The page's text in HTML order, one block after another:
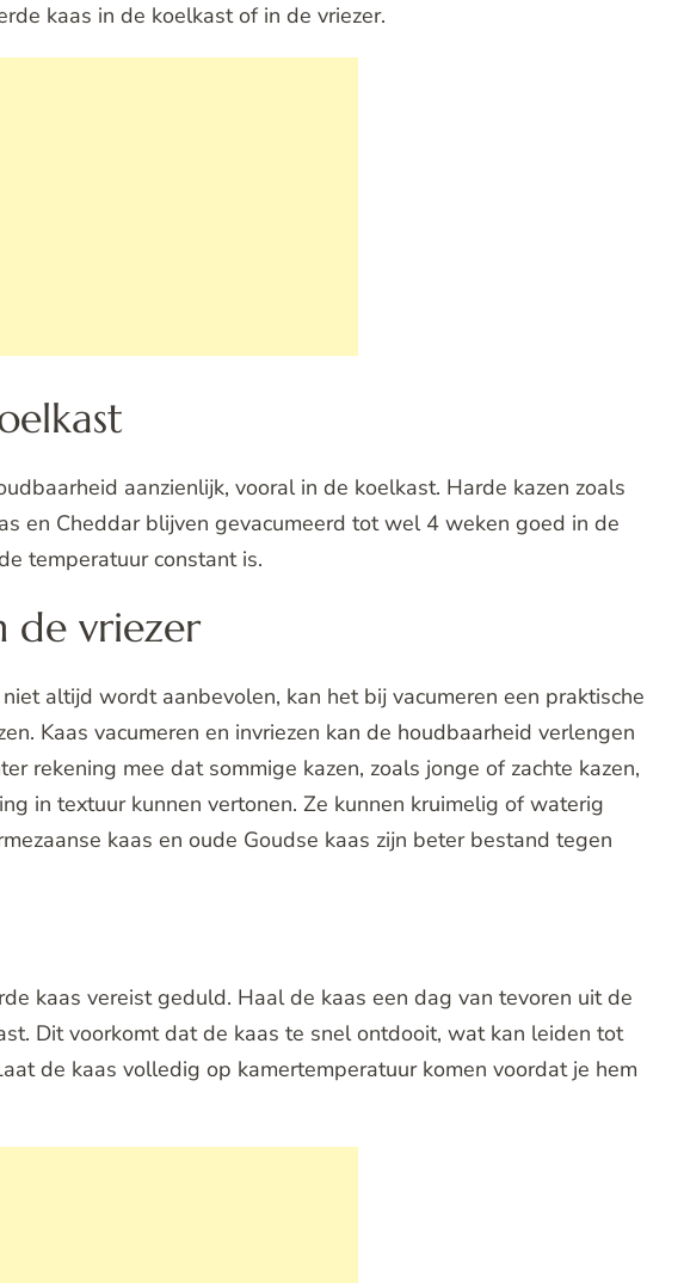
kaas in de koelkast of in de vriezer.
aanzienlijk, vooral in de koelkast. Harde kazen zoals
en Cheddar blijven gevacumeerd tot wel 4 weken goed in de
temperatuur constant is.
de vriezer
altijd wordt aanbevolen, kan het bij vacumeren een praktische
Kaas vacumeren en invriezen kan de houdbaarheid verlengen
rekening mee dat sommige kazen, zoals jonge of zachte kazen,
in textuur kunnen vertonen. Ze kunnen kruimelig of waterig
kaas en oude Goudse kaas zijn beter bestand tegen
kaas vereist geduld. Haal de kaas een dag van tevoren uit de
Dit voorkomt dat de kaas te snel ontdooit, wat kan leiden tot
de kaas volledig op kamertemperatuur komen voordat je hem